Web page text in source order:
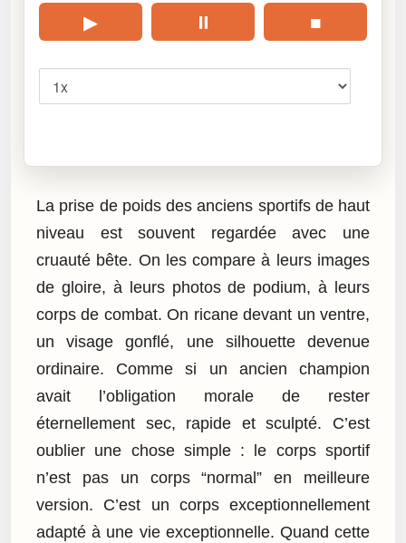
▶ ⏸ ■
La prise de poids des anciens sportifs de haut
niveau est souvent regardée avec une
cruauté bête. On les compare à leurs images
de gloire, à leurs photos de podium, à leurs
corps de combat. On ricane devant un ventre,
un visage gonflé, une silhouette devenue
ordinaire. Comme si un ancien champion
avait l’obligation morale de rester
éternellement sec, rapide et sculpté. C’est
oublier une chose simple : le corps sportif
n’est pas un corps “normal” en meilleure
version. C’est un corps exceptionnellement
adapté à une vie exceptionnelle. Quand cette